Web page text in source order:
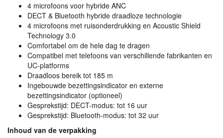
4 microfoons voor hybride ANC
DECT & Bluetooth hybride draadloze technologie
4 microfoons met ruisonderdrukking en Acoustic Shield
Technology 3.0
Comfortabel om de hele dag te dragen
Compatibel met telefoons van verschillende fabrikanten en
UC-platforms
Draadloos bereik tot 185 m
Ingebouwde bezettingsindicator en externe
bezettingsindicator (optioneel)
Gesprekstijd: DECT-modus: tot 16 uur
Gesprekstijd: Bluetooth-modus: tot 32 uur
Inhoud van de verpakking